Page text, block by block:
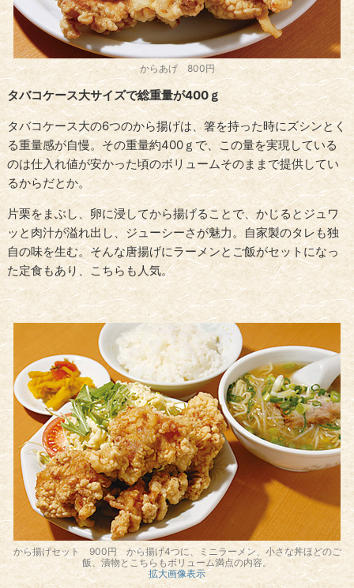
からあげ 800円
タバコケース大サイズで総重量が400ｇ
タバコケース大の6つのから揚げは、箸を持った時にズシンとく
る重量感が自慢。その重量約400ｇで、この量を実現している
のは仕入れ値が安かった頃のボリュームそのままで提供してい
るからだとか。
片栗をまぶし、卵に浸してから揚げることで、かじるとジュワ
ッと肉汁が溢れ出し、ジューシーさが魅力。自家製のタレも独
自の味を生む。そんな唐揚げにラーメンとご飯がセットになっ
た定食もあり、こちらも人気。
から揚げセット 900円 から揚げ4つに、ミニラーメン、小さな丼ほどのご
飯、漬物とこちらもボリューム満点の内容。
拡大画像表示